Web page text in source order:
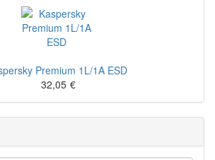
Premium 1L/1A ESD
32,05 €